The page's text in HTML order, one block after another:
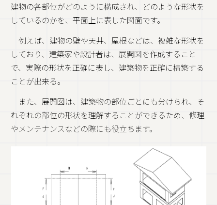
建物の各部位がどのように構成され、どのような形状を
しているのかを、平面上に表した図面です。
例えば、建物の壁や天井、屋根などは、複雑な形状を
しており、建築家や設計者は、展開図を作成すること
で、実際の形状を正確に表し、建築物を正確に構築する
ことが出来る。
また、展開図は、建築物の部位ごとにも分けられ、そ
れぞれの部位の形状を理解することができるため、修理
やメンテナンスなどの際にも役立ちます。